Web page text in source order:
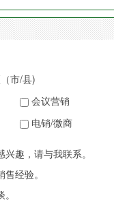
市/县)
会议营销
电销/微商
兴趣，请与我联系。
经验。